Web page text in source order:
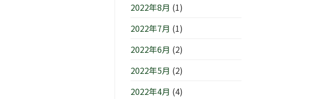
2022年8月 (1)
2022年7月 (1)
2022年6月 (2)
2022年5月 (2)
2022年4月 (4)